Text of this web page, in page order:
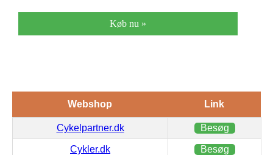
Køb nu »
Webshop Link
Cykelpartner.dk Besøg
Cykler.dk Besøg